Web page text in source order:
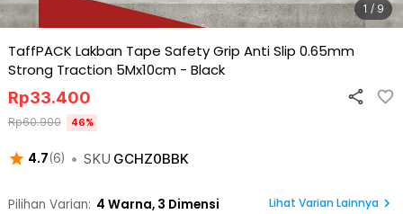
1 / 9
TaffPACK Lakban Tape Safety Grip Anti Slip 0.65mm
Strong Traction 5Mx10cm - Black
4.7(6) • SKU GCHZ0BBK
Rp33.400
Rp60.900 46%
Pilihan Varian: 4 Warna, 3 Dimensi Lihat Varian Lainnya